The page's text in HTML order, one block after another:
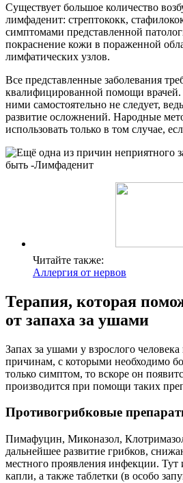
Существует большое количество
лимфаденит: стрептококк,
симптомами представленной
покраснение кожи в пораженной
лимфатических узлов.
Все представленные заболевания
квалифицированной помощи врачей.
ними самостоятельно не следует,
развитие осложнений. Народные
использовать только в том случае,
Читайте также:
Аллергия от нервов
Терапия, которая
от запаха за ушами
Запах за ушами у взрослого
причинам, с которыми необходимо
только симптом, то вскоре он
производится при помощи таких
Противогрибковые
Пимафуцин, Миконазол,
дальнейшее развитие грибков,
местного проявления инфекции. Тут
капли, а также таблетки (в особо